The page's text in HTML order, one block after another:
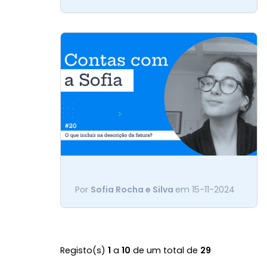
negócio, por isso deixo-te algumas
da fatura?
faturas, sabe tudo o que tens de
incluir, com algumas dicas pelo
Por Sofia Rocha e Silva em 15-11-2024
Registo(s) 1 a 10 de um total de 29